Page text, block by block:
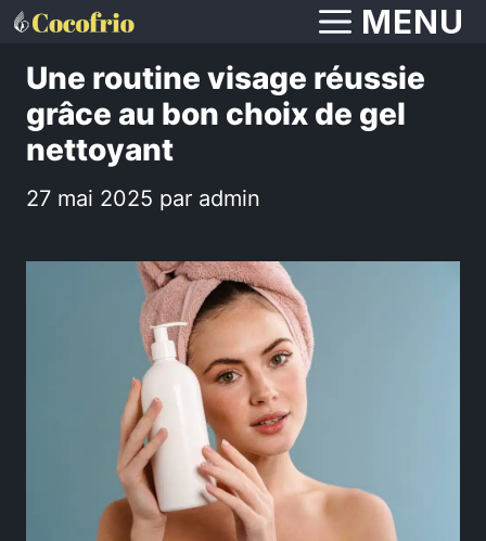
Aller
contenu
MENU
Une routine visage réussie
grâce au bon choix de gel
nettoyant
27 mai 2025 par admin